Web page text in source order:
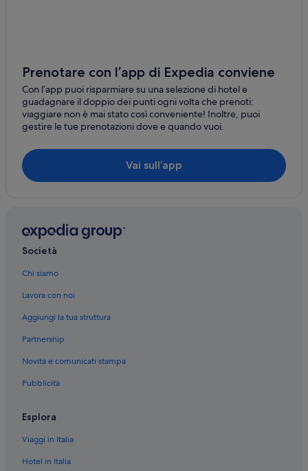
Prenotare con l’app di Expedia conviene
Con l’app puoi risparmiare su una selezione di hotel e
guadagnare il doppio dei punti ogni volta che prenoti:
viaggiare non è mai stato così conveniente! Inoltre, puoi
gestire le tue prenotazioni dove e quando vuoi.
Vai sull’app
Società
Chi siamo
Lavora con noi
Aggiungi la tua struttura
Partnership
Novità e comunicati stampa
Pubblicità
Esplora
Viaggi in Italia
Hotel in Italia